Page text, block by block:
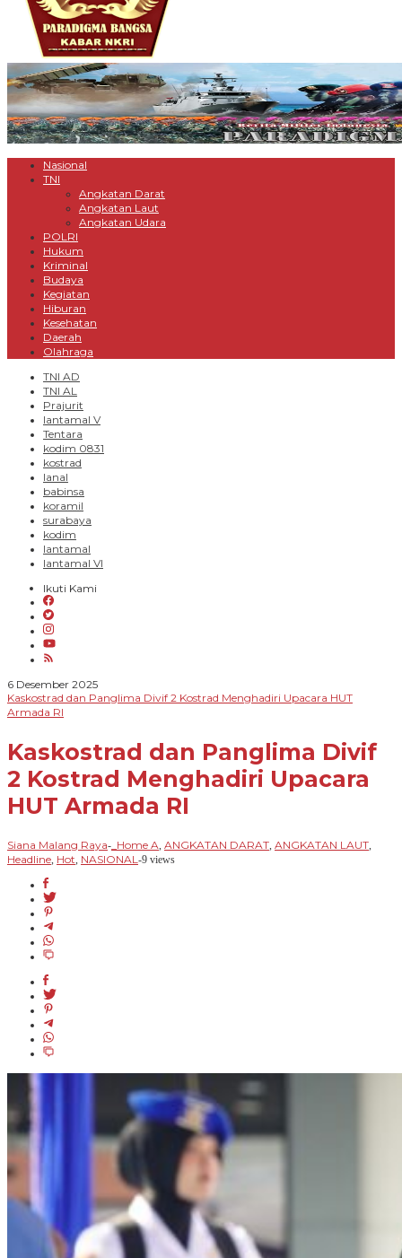
Nasional
TNI
Angkatan Darat
Angkatan Laut
Angkatan Udara
POLRI
Hukum
Kriminal
Budaya
Kegiatan
Hiburan
Kesehatan
Daerah
Olahraga
TNI AD
TNI AL
Prajurit
lantamal V
Tentara
kodim 0831
kostrad
lanal
babinsa
koramil
surabaya
kodim
lantamal
lantamal VI
Ikuti Kami
6 Desember 2025oleh
Siana
Kaskostrad dan Panglima Divif 2 Kostrad Menghadiri Upacara HUT
Armada RI
Kaskostrad dan Panglima Divif
2 Kostrad Menghadiri Upacara
HUT Armada RI
Siana Malang Raya- _Home A, ANGKATAN DARAT, ANGKATAN LAUT,
Headline, Hot, NASIONAL -9 views